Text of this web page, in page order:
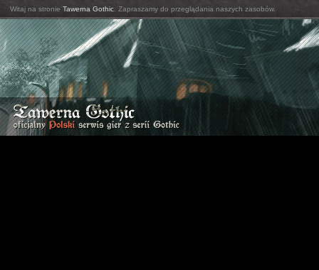
Witaj na stronie Tawerna Gothic . Zapraszamy do przeglądania naszych zasobów.